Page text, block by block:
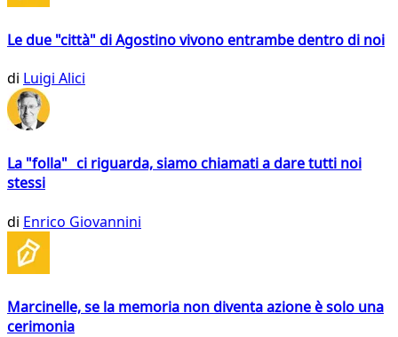
Le due "città" di Agostino vivono entrambe dentro di noi
di Luigi Alici
La "folla" ci riguarda, siamo chiamati a dare tutti noi
stessi
di Enrico Giovannini
Marcinelle, se la memoria non diventa azione è solo una
cerimonia